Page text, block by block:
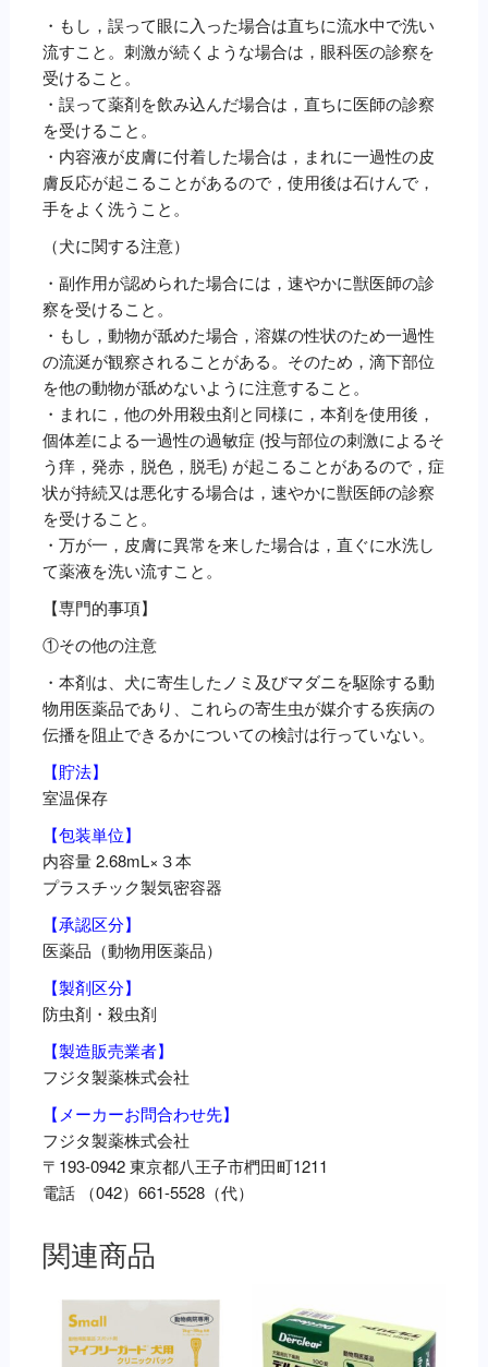
・もし，誤って眼に入った場合は直ちに流水中で洗い
流すこと。刺激が続くような場合は，眼科医の診察を
受けること。
・誤って薬剤を飲み込んだ場合は，直ちに医師の診察
を受けること。
・内容液が皮膚に付着した場合は，まれに一過性の皮
膚反応が起こることがあるので，使用後は石けんで，
手をよく洗うこと。
（犬に関する注意）
・副作用が認められた場合には，速やかに獣医師の診
察を受けること。
・もし，動物が舐めた場合，溶媒の性状のため一過性
の流涎が観察されることがある。そのため，滴下部位
を他の動物が舐めないように注意すること。
・まれに，他の外用殺虫剤と同様に，本剤を使用後，
個体差による一過性の過敏症 (投与部位の刺激によるそ
う痒，発赤，脱色，脱毛) が起こることがあるので，症
状が持続又は悪化する場合は，速やかに獣医師の診察
を受けること。
・万が一，皮膚に異常を来した場合は，直ぐに水洗し
て薬液を洗い流すこと。
【専門的事項】
①その他の注意
・本剤は、犬に寄生したノミ及びマダニを駆除する動
物用医薬品であり、これらの寄生虫が媒介する疾病の
伝播を阻止できるかについての検討は行っていない。
【貯法】
室温保存
【包装単位】
内容量 2.68mL×３本
プラスチック製気密容器
【承認区分】
医薬品（動物用医薬品）
【製剤区分】
防虫剤・殺虫剤
【製造販売業者】
フジタ製薬株式会社
【メーカーお問合わせ先】
フジタ製薬株式会社
〒193-0942 東京都八王子市椚田町1211
電話 （042）661-5528（代）
関連商品